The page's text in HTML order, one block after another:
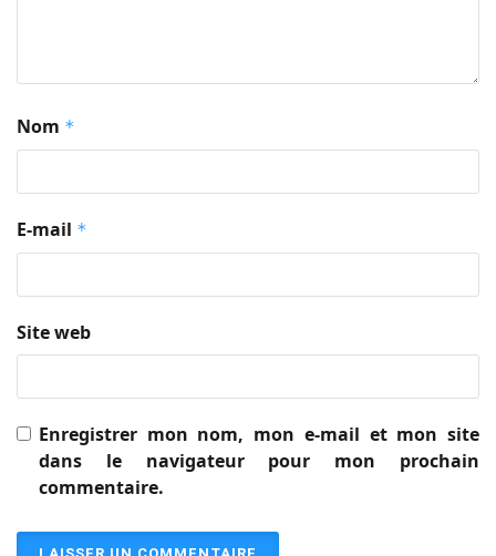
Nom *
E-mail *
Site web
Enregistrer mon nom, mon e-mail et mon site
dans le navigateur pour mon prochain
commentaire.